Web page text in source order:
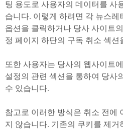
팅 용도로 사용자의 데이터를 사
습니다. 이렇게 하려면 각 뉴스레
옵션을 클릭하거나 당사 사이트
정 페이지 하단의 구독 취소 섹션
또한 사용자는 당사의 웹사이트
설정의 관련 섹션을 통하여 당사
수 있습니다.
참고로 이러한 방식은 취소 전에
지 않습니다. 기존의 쿠키를 제거